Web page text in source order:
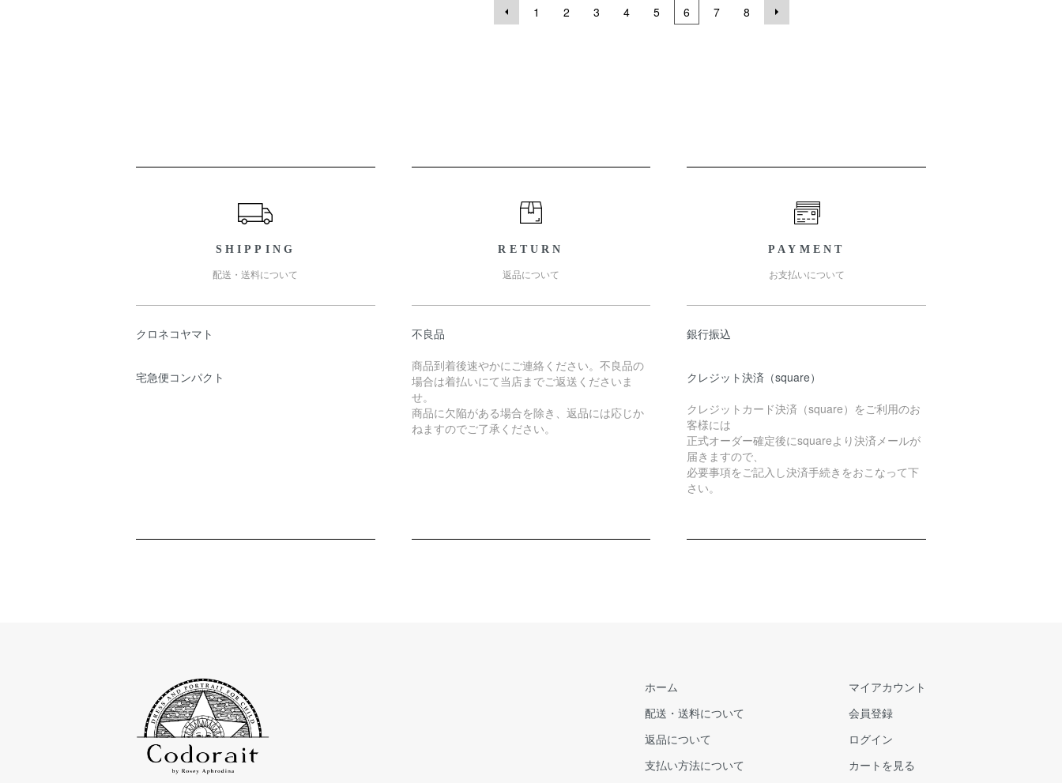
1 2 3 4 5 6 7 8
SHIPPING
配送・送料について
クロネコヤマト
宅急便コンパクト
RETURN
返品について
不良品
商品到着後速やかにご連絡ください。不良品の
場合は着払いにて当店までご返送くださいま
せ。
商品に欠陥がある場合を除き、返品には応じか
ねますのでご了承ください。
PAYMENT
お支払いについて
銀行振込
クレジット決済（square）
クレジットカード決済（square）をご利用のお
客様には
正式オーダー確定後にsquareより決済メールが
届きますので、
必要事項をご記入し決済手続きをおこなって下
さい。
ホーム
配送・送料について
返品について
支払い方法について
マイアカウント
会員登録
ログイン
カートを見る